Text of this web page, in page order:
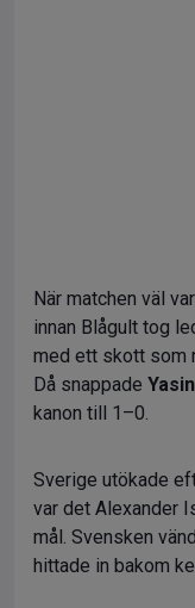
När matchen väl
innan Blågult tog
med ett skott som
Då snappade
kanon till 1–0.
Sverige utökade
var det Alexander
mål. Svensken
hittade in bakom